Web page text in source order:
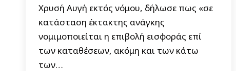
Χρυσή Αυγή εκτός νόμου, δήλωσε πως «σε
κατάσταση έκτακτης ανάγκης
νομιμοποιείται η επιβολή εισφοράς επί
των καταθέσεων, ακόμη και των κάτω
των…